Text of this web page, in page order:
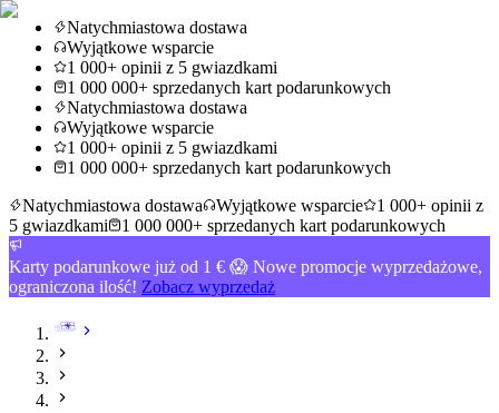
Natychmiastowa dostawa
Wyjątkowe wsparcie
1 000+ opinii z 5 gwiazdkami
1 000 000+ sprzedanych kart podarunkowych
Natychmiastowa dostawa
Wyjątkowe wsparcie
1 000+ opinii z 5 gwiazdkami
1 000 000+ sprzedanych kart podarunkowych
Natychmiastowa dostawa
Wyjątkowe wsparcie
1 000+ opinii z
5 gwiazdkami
1 000 000+ sprzedanych kart podarunkowych
Karty podarunkowe już od 1 € 😱 Nowe promocje wyprzedażowe,
ograniczona ilość! Zobacz wyprzedaż